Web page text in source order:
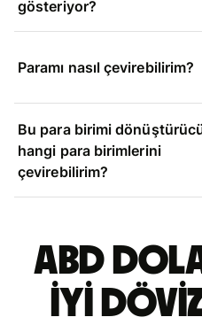
gösteriyor?
Paramı nasıl çevirebilirim?
Bu para birimi
hangi para birimlerini
çevirebilirim?
ABD
iyi